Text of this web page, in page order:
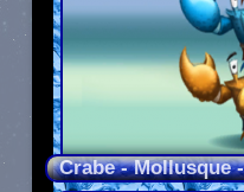
Crabe - Mollusque